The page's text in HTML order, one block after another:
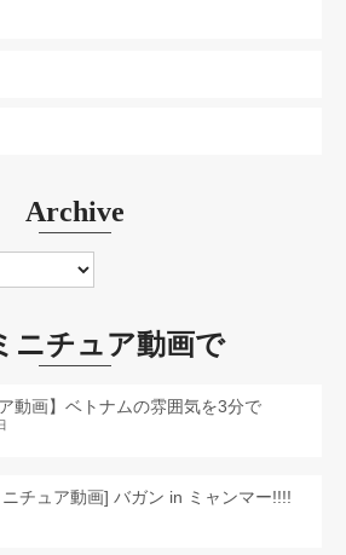
Archive
ニチュア動画で
ア動画】ベトナムの雰囲気を3分で
ニチュア動画] バガン in ミャンマー!!!!